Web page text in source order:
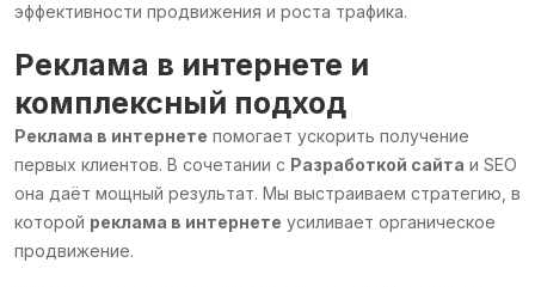
эффективности продвижения и роста трафика.
Реклама в интернете и
комплексный подход
Реклама в интернете помогает ускорить получение
первых клиентов. В сочетании с Разработкой сайта и SEO
она даёт мощный результат. Мы выстраиваем стратегию, в
которой реклама в интернете усиливает органическое
продвижение.